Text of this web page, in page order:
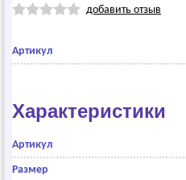
добавить отзыв
Артикул
Характеристики
Артикул
Размер